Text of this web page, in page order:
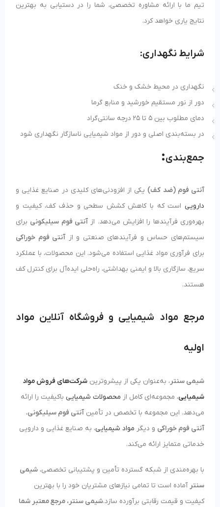
تیم ما با ارائه مشاوره تخصصی، شما را در دستیابی به بهترین
نتایج یاری خواهد کرد.
شرایط نگهداری:
نگهداری در محیط خشک و خنک
دور از نور مستقیم خورشید و منابع گرما
دمای مطلوب بین 5 تا 25 درجه سانتی‌گراد
در بسته‌بندی اصلی و دور از مواد شیمیایی ناسازگار نگهداری شود
جمع‌بندی:
آنتی فوم (ضد کف) یکی از افزودنی‌های کلیدی در صنایع غذایی و
دارویی است که با کاهش کشش سطحی و حذف کف، کیفیت و
بهره‌وری فرآیندها را افزایش می‌دهد. از آنتی فوم سیلیکونی برای
سیستم‌های حساس و فرآیندهای صنعتی و از آنتی فوم خوراکی
برای فرآوری مواد غذایی استفاده می‌شود. این محصولات، با عملکرد
سریع، سازگاری بالا و ایمنی بهداشتی، راه‌حلی ایده‌آل برای کنترل کف
هستند.
مرجع مواد شیمیایی و فروشگاه آنلاین مواد
اولیه
شیمی سنتر، به‌عنوان یکی از پیشروترین شرکت‌های فروش مواد
شیمیایی، مجموعه‌ای کامل از محصولات شیمیایی باکیفیت را ارائه
می‌دهد. این مجموعه با تخصص در تأمین آنتی فوم سیلیکونی،
آنتی فوم خوراکی و دیگر مواد شیمیایی، به صنایع غذایی و دارویی
خدماتی متمایز ارائه می‌کند.
با بهره‌مندی از شبکه گسترده تأمین و پشتیبانی تخصصی، شیمی
سنتر آماده است تا تمامی نیازهای مشتریان خود را با بهترین
کیفیت و قیمت رقابتی برآورده سازد.شیمی سنتر، مرجع معتبر شما